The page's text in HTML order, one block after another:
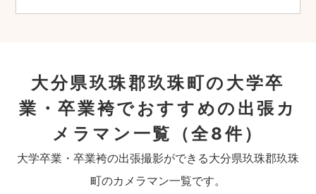
大分県玖珠郡玖珠町の大学卒
業・卒業袴でおすすめの出張カ
メラマン一覧
（全8件）
大学卒業・卒業袴の出張撮影ができる大分県玖珠郡玖珠
町のカメラマン一覧です。